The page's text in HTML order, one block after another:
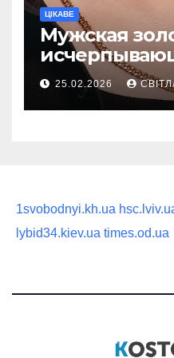
ЦІКАВЕ
Мужская
руководство
статусного
25.02.2026
1svobodnyi.kh.ua
lybid34.kiev.ua times.od.ua